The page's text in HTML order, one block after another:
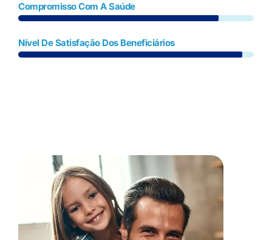
Compromisso Com A Saúde
Nível De Satisfação Dos Beneficiários